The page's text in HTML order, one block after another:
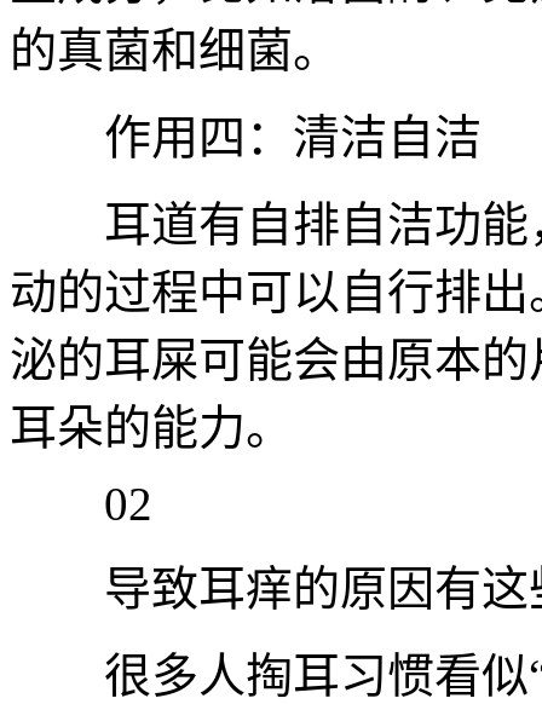
的真菌和细菌。
作用四：清洁自洁
耳道有自排自洁功能
动的过程中可以自行排
泌的耳屎可能会由原本
耳朵的能力。
02
导致耳痒的原因有这
很多人掏耳习惯看似“